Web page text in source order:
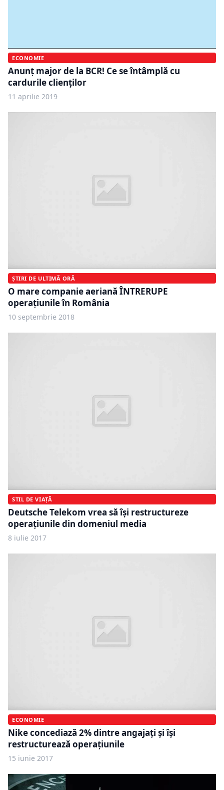
ECONOMIE
Anunț major de la BCR! Ce se întâmplă cu
cardurile clienților
11 aprilie 2019
ȘTIRI DE ULTIMĂ ORĂ
O mare companie aeriană ÎNTRERUPE
operaţiunile în România
10 septembrie 2018
STIL DE VIAȚĂ
Deutsche Telekom vrea să îşi restructureze
operaţiunile din domeniul media
8 iulie 2017
ECONOMIE
Nike concediază 2% dintre angajaţi şi îşi
restructurează operaţiunile
15 iunie 2017